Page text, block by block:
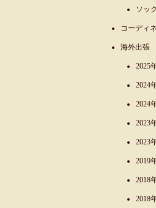
ソッ
コーディ
海外出張
2025
2024
2024
2023
2023
2019
2018
2018